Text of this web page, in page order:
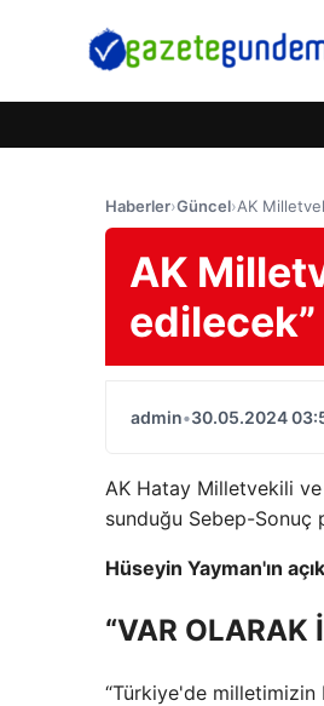
Haberler›Güncel›AK
AK
edilecek”
admin•30.05.2024
AK Hatay Milletvekili
sunduğu Sebep-Sonuç
Hüseyin Yayman'ın
“VAR OLARAK
“Türkiye'de